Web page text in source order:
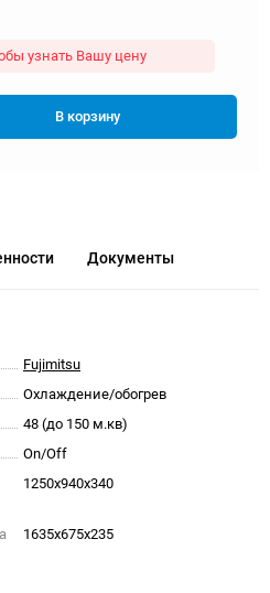
узнать Вашу цену
В корзину
Документы
Fujimitsu
Охлаждение/обогрев
48 (до 150 м.кв)
On/Off
1250x940x340
1635x675x235